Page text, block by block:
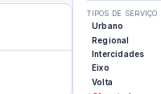
TIPOS DE SERVIÇO
Urbano
Regional
Intercidades
Eixo
Volta